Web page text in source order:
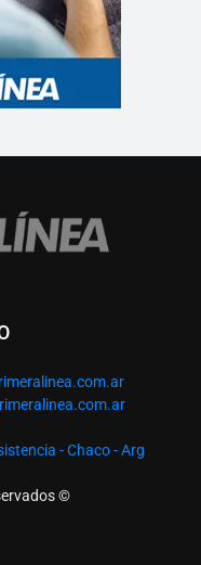
- Chaco - Arg
©